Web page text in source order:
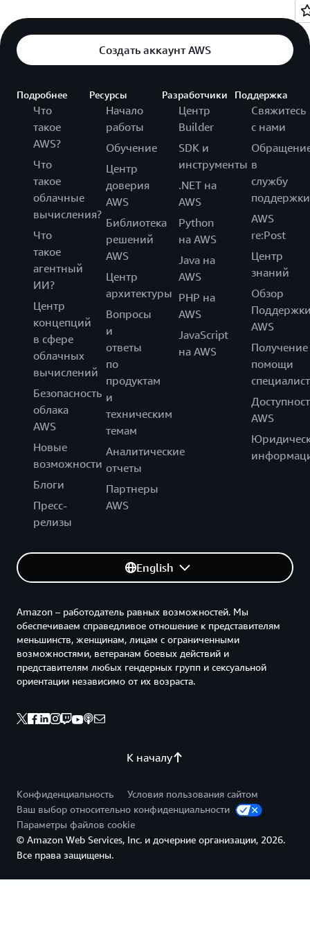
Создать аккаунт AWS
Подробнее
Что
такое
AWS?
Что
такое
облачные
вычисления?
Что
такое
агентный
ИИ?
Центр
концепций
в сфере
облачных
вычислений
Безопасность
облака
AWS
Новые
возможности
Блоги
Пресс-
релизы
Ресурсы
Начало
работы
Обучение
Центр
доверия
AWS
Библиотека
решений
AWS
Центр
архитектуры
Вопросы
и
ответы
по
продуктам
и
техническим
темам
Аналитические
отчеты
Партнеры
AWS
Разработчики
Центр
Builder
SDK и
инструменты
.NET на
AWS
Python
на AWS
Java на
AWS
PHP на
AWS
JavaScript
на AWS
Поддержка
Свяжитесь
с нами
в
службу
поддержки
AWS
re:Post
Центр
знаний
Обзор
AWS
Получение
помощи
AWS
English
К началу
Amazon – работодатель равных возможностей. Мы
обеспечиваем справедливое отношение к представителям
меньшинств, женщинам, лицам с ограниченными
возможностями, ветеранам боевых действий и
представителям любых гендерных групп и сексуальной
ориентации независимо от их возраста.
Конфиденциальность
Условия пользования сайтом
Ваш выбор относительно конфиденциальности
Параметры файлов cookie
© Amazon Web Services, Inc. и дочерние организации, 2026.
Все права защищены.